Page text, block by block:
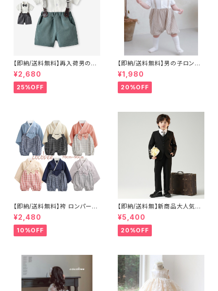
【即納/送料無料】再入荷男の子
フォーマルスーツ短パン半袖発
表会お誕生日ハーフバースデー
結婚式 面接フォーマルセット男
の子シャツ蝶ネクタイ付きサス
¥2,680
25%OFF
【即納/送料無料】男の子ロンパ
ースベビーカバーオール蝶ネク
タイ付き男の子フォーマルロンパ
ースタキシードお食い初めロン
パースお誕生日フォーマル百日
NS映え70㎝ 80㎝ 90㎝ 100
¥1,980
20%OFF
【即納/送料無料】袴 ロンパース
男の子 和服 女の子 着物 出産
祝い ユニセックス 七五三 結婚
式 70 80 90 フォーマル お正
月 初節句 節句 袴 ロンパース
¥2,480
10%OFF
【即納/送料無】新商品大人気男
の子タキシードネクタイ付き入
学式卒業式スーツ 男の子フォ
ーマルスーツキッズフォーマルス
ーツ ネイビーグレー ブラッ
スーツフォーマルスーツ結婚式
発表会七五三撮影フォーマル
¥5,400
20%OFF